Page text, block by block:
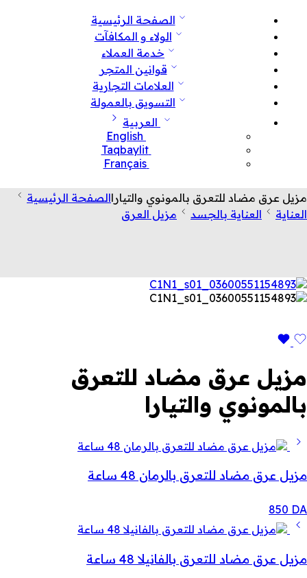
الصفحة الرئيسية
الولاء و المكافآت
خدمة العملاء
قوانين المتجر
العلامات التجارية
التسويق بالعمولة
العربية
English
Taqbaylit
Français
مزيل عرق مضاد للتعرق بالمونوي والتياراالصفحة الرئيسية
العناية
العناية بالجسد مزيل العرق
مزيل عرق مضاد للتعرق
بالمونوي والتيارا
مزيل عرق مضاد للتعرق بالرمان 48 ساعة
850 DA
مزيل عرق مضاد للتعرق بالفانيلا 48 ساعة